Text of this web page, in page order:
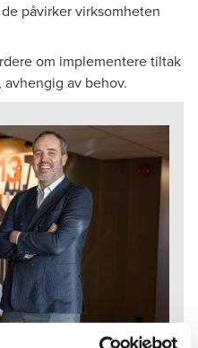
påvirker virksomheten
om implementere tiltak
av behov.